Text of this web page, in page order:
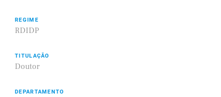
REGIME
RDIDP
TITULAÇÃO
Doutor
DEPARTAMENTO